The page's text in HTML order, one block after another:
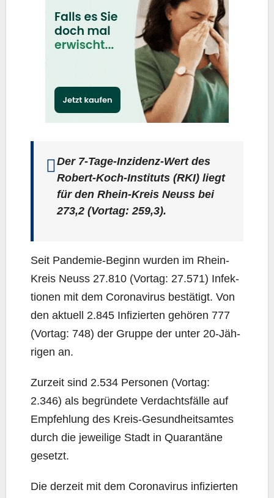
Der 7‑Ta­ge-Inzi­denz-Wert des
Robert-Koch-Insti­tuts (RKI) liegt
für den Rhein-Kreis Neuss bei
273,2 (Vor­tag: 259,3).
Seit Pan­de­mie-Beginn wur­den im Rhein-
Kreis Neuss 27.810 (Vor­tag: 27.571) Infek­
tio­nen mit dem Coro­na­vi­rus bestä­tigt. Von
den aktu­ell 2.845 Infi­zier­ten gehö­ren 777
(Vor­tag: 748) der Grup­pe der unter 20-Jäh­
ri­gen an.
Zur­zeit sind 2.534 Per­so­nen (Vor­tag:
2.346) als begrün­de­te Ver­dachts­fäl­le auf
Emp­feh­lung des Kreis-Gesund­heits­am­tes
durch die jewei­li­ge Stadt in Qua­ran­tä­ne
gesetzt.
Die der­zeit mit dem Coro­na­vi­rus infi­zier­ten